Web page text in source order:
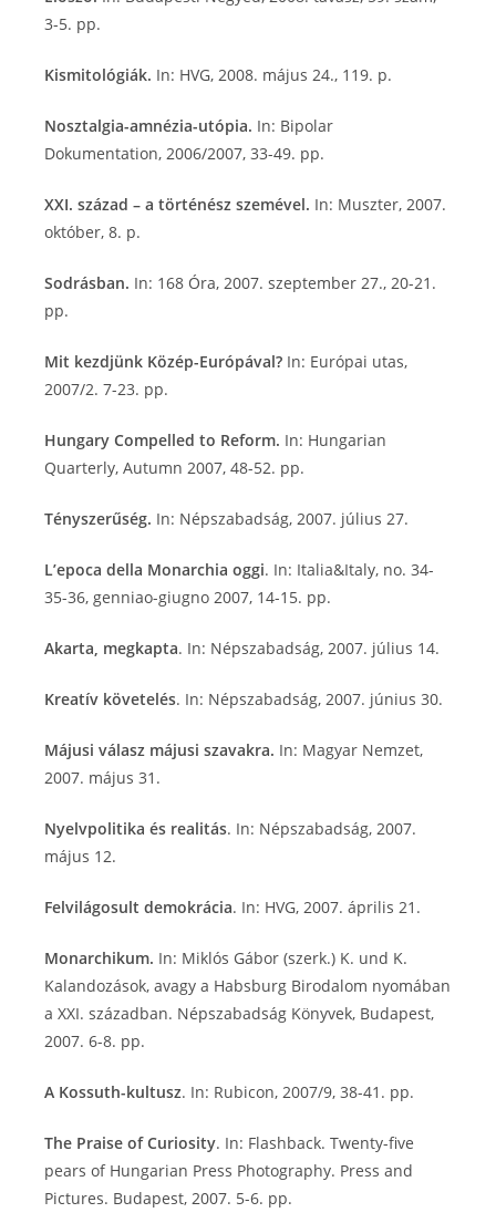
3-5. pp.
Kismitológiák. In: HVG, 2008. május 24., 119. p.
Nosztalgia-amnézia-utópia. In: Bipolar
Dokumentation, 2006/2007, 33-49. pp.
XXI. század – a történész szemével. In: Muszter, 2007.
október, 8. p.
Sodrásban. In: 168 Óra, 2007. szeptember 27., 20-21.
pp.
Mit kezdjünk Közép-Európával? In: Európai utas,
2007/2. 7-23. pp.
Hungary Compelled to Reform. In: Hungarian
Quarterly, Autumn 2007, 48-52. pp.
Tényszerűség. In: Népszabadság, 2007. július 27.
L’epoca della Monarchia oggi. In: Italia&Italy, no. 34-
35-36, genniao-giugno 2007, 14-15. pp.
Akarta, megkapta. In: Népszabadság, 2007. július 14.
Kreatív követelés. In: Népszabadság, 2007. június 30.
Májusi válasz májusi szavakra. In: Magyar Nemzet,
2007. május 31.
Nyelvpolitika és realitás. In: Népszabadság, 2007.
május 12.
Felvilágosult demokrácia. In: HVG, 2007. április 21.
Monarchikum. In: Miklós Gábor (szerk.) K. und K.
Kalandozások, avagy a Habsburg Birodalom nyomában
a XXI. században. Népszabadság Könyvek, Budapest,
2007. 6-8. pp.
A Kossuth-kultusz. In: Rubicon, 2007/9, 38-41. pp.
The Praise of Curiosity. In: Flashback. Twenty-five
pears of Hungarian Press Photography. Press and
Pictures. Budapest, 2007. 5-6. pp.